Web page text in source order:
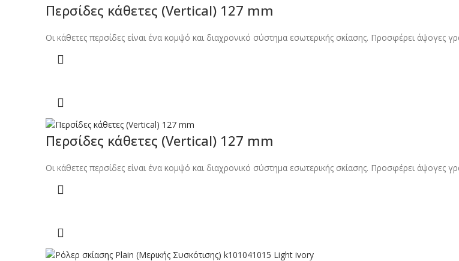
Περσίδες κάθετες (Vertical) 127 mm
Οι κάθετες περσίδες είναι ένα κομψό και διαχρονικό σύστημα εσωτερικής σκίασης. Προσφέρει άψογες
Περσίδες κάθετες (Vertical) 127 mm
Οι κάθετες περσίδες είναι ένα κομψό και διαχρονικό σύστημα εσωτερικής σκίασης. Προσφέρει άψογες